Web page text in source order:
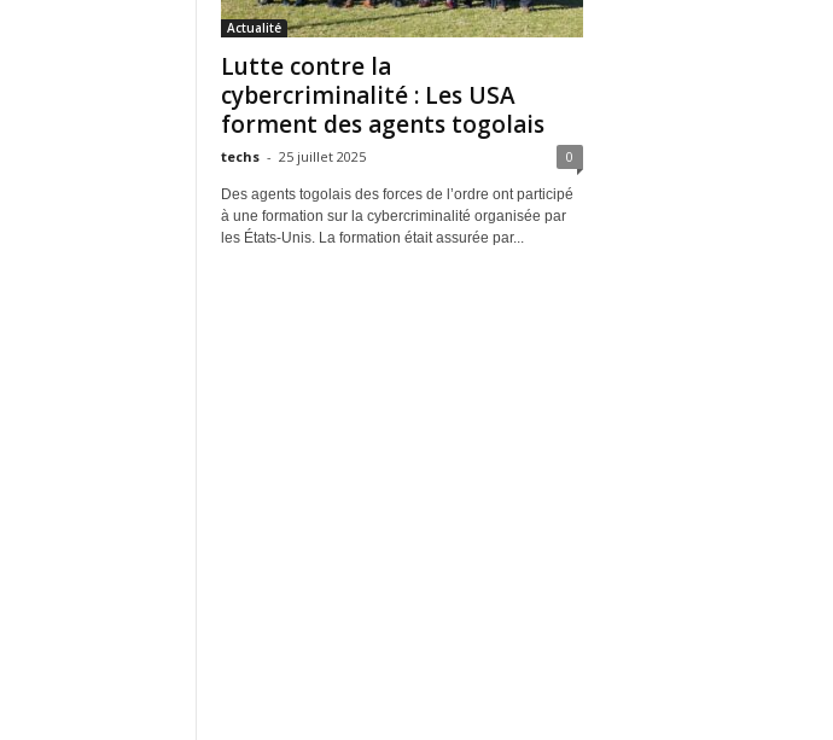
Actualité
Lutte contre la
cybercriminalité : Les USA
forment des agents togolais
techs - 25 juillet 2025 0
Des agents togolais des forces de l’ordre ont participé
à une formation sur la cybercriminalité organisée par
les États-Unis. La formation était assurée par...